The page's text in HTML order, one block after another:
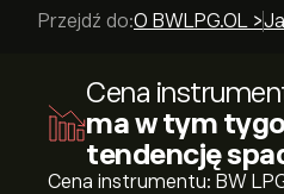
Przejdź do:O BWLPG.OL >
Cena
ma w tym
tendencję
Cena instrumentu: BW